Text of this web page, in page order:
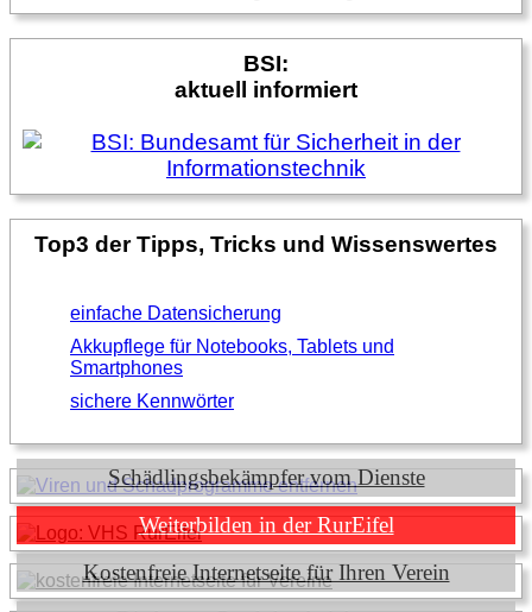
BSI:
aktuell informiert
Top3 der Tipps, Tricks und Wissenswertes
einfache Datensicherung
Akkupflege für Notebooks, Tablets und
Smartphones
sichere Kennwörter
Schädlingsbekämpfer vom Dienste
Weiterbilden in der RurEifel
Kostenfreie Internetseite für Ihren Verein